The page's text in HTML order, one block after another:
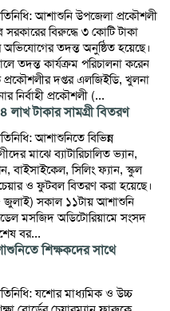
আশাশুনি উপজেলা প্রকৌশলী
সরকারের বিরুদ্ধে ৩ কোটি টাকা
তদন্ত অনুষ্ঠিত হয়েছে।
তদন্ত কার্যক্রম পরিচালনা করেন
প্রকৌশলীর দপ্তর এলজিইডি, খুলনা
নির্বাহী প্রকৌশলী (...
টাকার সামগ্রী বিতরণ
আশাশুনিতে বিভিন্ন
মাঝে ব্যাটারিচালিত ভ্যান,
বাইসাইকেল, সিলিং ফ্যান, স্কুল
ও ফুটবল বিতরণ করা হয়েছে।
জুলাই) সকাল ১১টায় আশাশুনি
মসজিদ অডিটোরিয়ামে সংসদ
বর...
শিক্ষকদের সাথে
যশোর মাধ্যমিক ও উচ্চ